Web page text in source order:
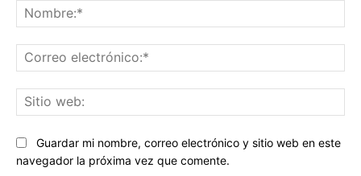
Guardar mi nombre, correo electrónico y sitio web en este
navegador la próxima vez que comente.